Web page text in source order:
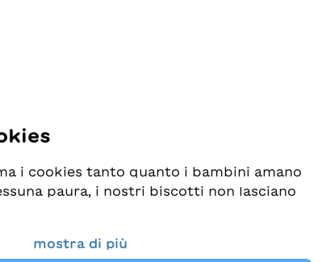
i cookies tanto quanto i bambini amano
paura, i nostri biscotti non lasciano
la protezione dei vostri dati e al
mostra di più